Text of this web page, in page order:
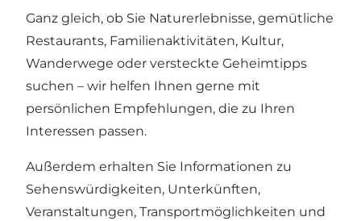
Ganz gleich, ob Sie Naturerlebnisse, gemütliche
Restaurants, Familienaktivitäten, Kultur,
Wanderwege oder versteckte Geheimtipps
suchen – wir helfen Ihnen gerne mit
persönlichen Empfehlungen, die zu Ihren
Interessen passen.
Außerdem erhalten Sie Informationen zu
Sehenswürdigkeiten, Unterkünften,
Veranstaltungen, Transportmöglichkeiten und